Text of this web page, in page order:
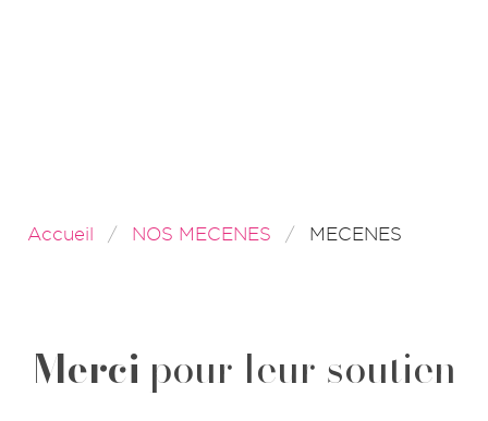
Accueil NOS MECENES MECENES
Merci pour leur soutien